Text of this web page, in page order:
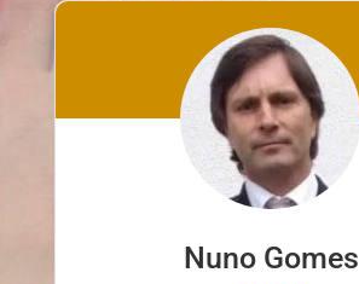
Nuno Gomes